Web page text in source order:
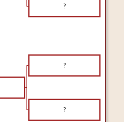
?
?
?